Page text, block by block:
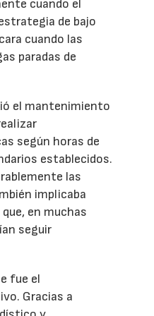
cuando el
de bajo
cuando las
paradas de
el mantenimiento
según horas de
establecidos.
las
implicaba
en muchas
seguir
fue el
Gracias a